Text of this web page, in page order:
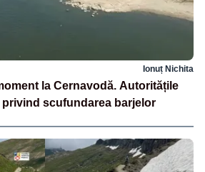
Ionuț Nichita
la Cernavodă. Autoritățile
scufundarea barjelor